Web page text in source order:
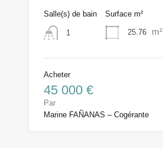
Salle(s) de bain
1
Surface m²
25.76 m²
Acheter
45 000 €
Par
Marine FAÑANAS – Cogérante